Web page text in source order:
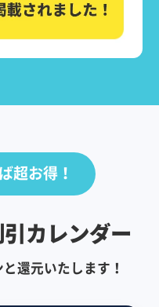
超お得！
カレンダー
還元いたします！